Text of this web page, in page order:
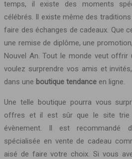
temps, il existe des moments
célébrés. Il existe même des
faire des échanges de cadeaux. Que
une remise de diplôme, une
Nouvel An. Tout le monde veut offrir
voulez surprendre vos amis et
dans une boutique tendance en ligne.
Une telle boutique pourra vous
offres et il est sûr que le site trie
évènement. Il est recommandé
spécialisée en vente de cadeau
aisé de faire votre choix. Si vous